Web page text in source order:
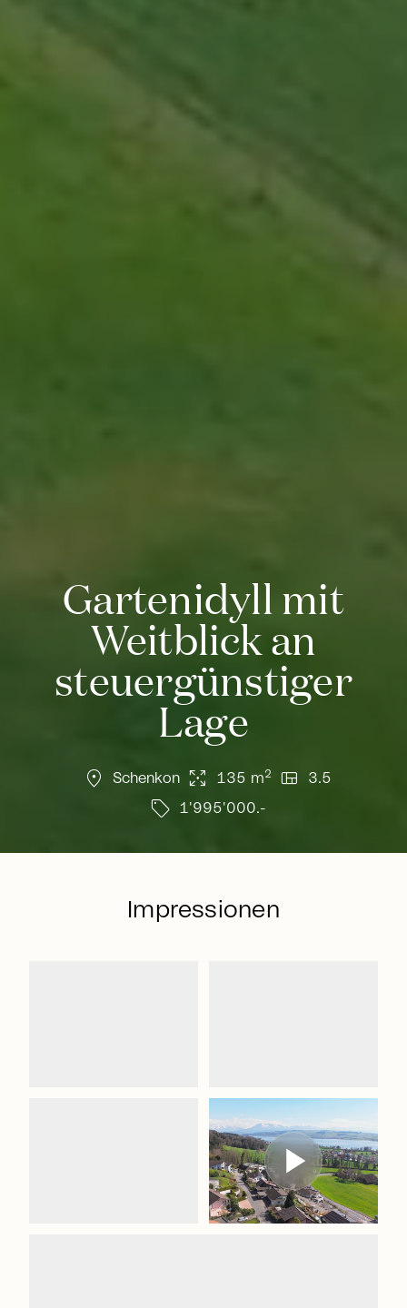
Gartenidyll mit
Weitblick an
steuergünstiger
Lage
location_on Schenkon arrows_output 135 m2 view_quilt 3.5
sell 1'995'000.-
Impressionen